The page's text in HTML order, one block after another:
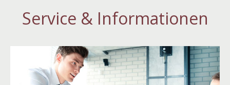
Service & Informationen